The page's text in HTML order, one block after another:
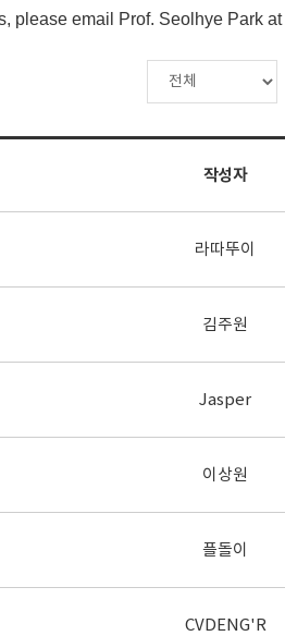
please email Prof. Seolhye Park at
작성자
라따뚜이
김주원
Jasper
이상원
플돌이
CVDENG'R